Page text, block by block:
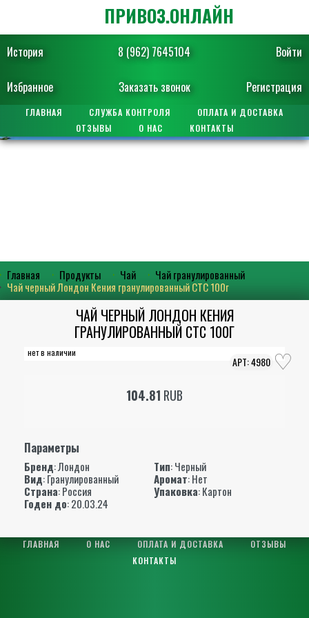
История 8 (962) 7645104 Войти
Избранное Заказать звонок Регистрация
ПРИВОЗ.ОНЛАЙН
ГЛАВНАЯ СЛУЖБА КОНТРОЛЯ
ОПЛАТА И ДОСТАВКА
ОТЗЫВЫ
О НАС КОНТАКТЫ
Главная Продукты Чай
Чай гранулированный
Чай черный Лондон Кения гранулированный СТС 100г
ЧАЙ ЧЕРНЫЙ ЛОНДОН КЕНИЯ
ГРАНУЛИРОВАННЫЙ СТС 100Г
нет в наличии
4980
104.81 RUB
Параметры
Бренд:Лондон Тип: Черный
Вид: Гранулированный Аромат: Нет
Страна: Россия Упаковка: Картон
Годен до: 20.03.24
ГЛАВНАЯ О НАС ОПЛАТА И ДОСТАВКА
ОТЗЫВЫ
КОНТАКТЫ